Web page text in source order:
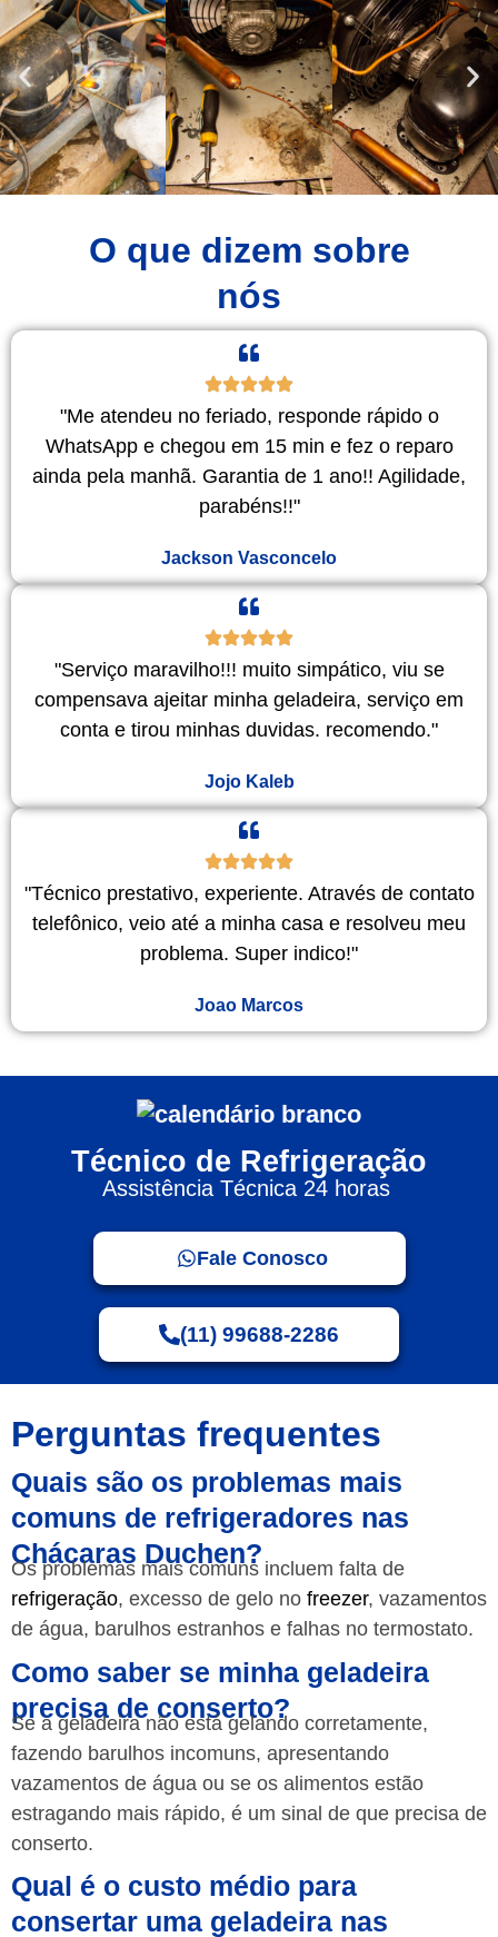
O que dizem sobre
nós
"Me atendeu no feriado, responde rápido o
WhatsApp e chegou em 15 min e fez o reparo
ainda pela manhã. Garantia de 1 ano!! Agilidade,
parabéns!!"
Jackson Vasconcelo
"Serviço maravilho!!! muito simpático, viu se
compensava ajeitar minha geladeira, serviço em
conta e tirou minhas duvidas. recomendo."
Jojo Kaleb
"Técnico prestativo, experiente. Através de contato
telefônico, veio até a minha casa e resolveu meu
problema. Super indico!"
Joao Marcos
Técnico de Refrigeração
Assistência Técnica 24 horas
Fale Conosco
(11) 99688-2286
Perguntas frequentes
Quais são os problemas mais
comuns de refrigeradores nas
Chácaras Duchen?
Os problemas mais comuns incluem falta de
refrigeração, excesso de gelo no freezer, vazamentos
de água, barulhos estranhos e falhas no termostato.
Como saber se minha geladeira
precisa de conserto?
Se a geladeira não está gelando corretamente,
fazendo barulhos incomuns, apresentando
vazamentos de água ou se os alimentos estão
estragando mais rápido, é um sinal de que precisa de
conserto.
Qual é o custo médio para
consertar uma geladeira nas